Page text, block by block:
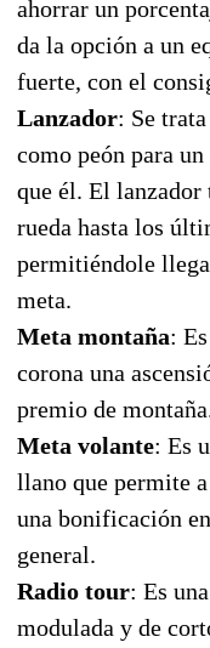
ahorrar un
da la opción a un
fuerte, con el
Lanzador: Se
como peón para
que él. El
rueda hasta los
permitiéndole
meta.
Meta montaña:
corona una
premio de
Meta volante: Es
llano que permite
una bonificación
general.
Radio tour: Es
modulada y de